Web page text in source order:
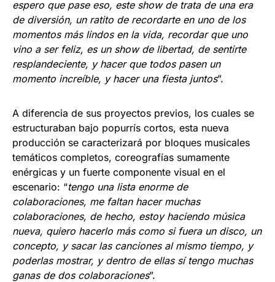
espero que pase eso, este show de trata de una era
de diversión, un ratito de recordarte en uno de los
momentos más lindos en la vida, recordar que uno
vino a ser feliz, es un show de libertad, de sentirte
resplandeciente, y hacer que todos pasen un
momento increíble, y hacer una fiesta juntos”.
A diferencia de sus proyectos previos, los cuales se
estructuraban bajo popurrís cortos, esta nueva
producción se caracterizará por bloques musicales
temáticos completos, coreografías sumamente
enérgicas y un fuerte componente visual en el
escenario: “tengo una lista enorme de
colaboraciones, me faltan hacer muchas
colaboraciones, de hecho, estoy haciendo música
nueva, quiero hacerlo más como si fuera un disco, un
concepto, y sacar las canciones al mismo tiempo, y
poderlas mostrar, y dentro de ellas sí tengo muchas
ganas de dos colaboraciones”.